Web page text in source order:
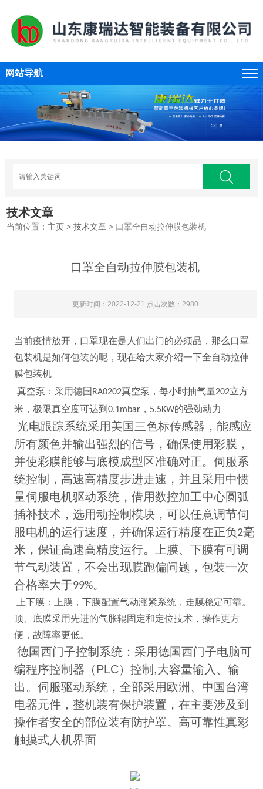
网站导航
技术文章
当前位置： 主页 >技术文章 > 口罩全自动拉伸膜包装机
口罩全自动拉伸膜包装机
更新时间：2022-12-21 点击次数：2980
当前疫情放开，口罩现在是人们出门的必须品，那么口罩
包装机是如何包装的呢，现在给大家介绍一下全自动拉伸
膜包装机
真空泵：采用德国 RA0202真空泵，每小时抽气量202立方
米，极限真空度可达到 0.1mbar， 5.5KW的强劲动力
光电跟踪系统采用美国三色标传感器，能感应
所有颜色并输出强烈的信号，确保使用彩膜，
并使彩膜能够与底模成型区准确对正。伺服系
统控制，高速高精度步进走速，并且采用中惯
量伺服电机驱动系统，借用数控加工中心圆弧
插补技术，选用动控制模块，可以任意调节伺
服电机的运行速度，并确保运行精度在正负2毫
米，保证高速高精度运行。上膜、下膜有可调
节气动装置，不会出现膜跑偏问题，包装一次
合格率大于99%。
上下膜：上膜，下膜配置气动涨紧系统，走膜稳定可靠。
顶、底膜采用先进的气胀辊固定和定位技术，操作更方
便，故障率更低。
德国西门子控制系统：采用德国西门子电脑可
编程序控制器（PLC）控制 ,大容量输入、输
出。伺服驱动系统，全部采用欧洲、中国台湾
电器元件，整机装有保护装置，在主要涉及到
操作者安全的部位装有防护罩。高可靠性真彩
触摸式人机界面